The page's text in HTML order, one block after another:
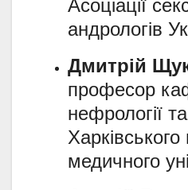
Асоціації
андрологів
Дмитрій
професор
нефрології
медичного